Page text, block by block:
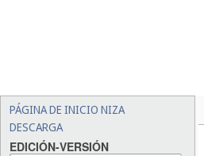
PÁGINA DE INICIO NIZA
DESCARGA
EDICIÓN-VERSIÓN